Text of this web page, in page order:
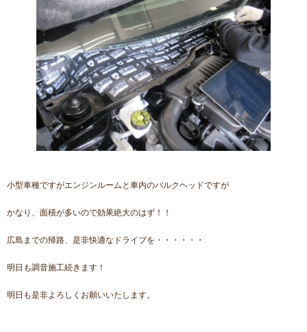
小型車種ですがエンジンルームと車内のバルクヘッドですが
かなり、面積が多いので効果絶大のはず！！
広島までの帰路、是非快適なドライブを・・・・・・
明日も調音施工続きます！
明日も是非よろしくお願いいたします。